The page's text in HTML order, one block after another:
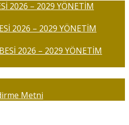
2026 – 2029 YÖNETİM
2026 – 2029 YÖNETİM
2026 – 2029 YÖNETİM
Metni